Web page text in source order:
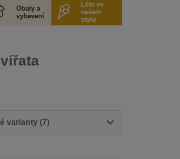
Obaly a
vybavení
Léto ve
vašem
stylu
varianty (7)